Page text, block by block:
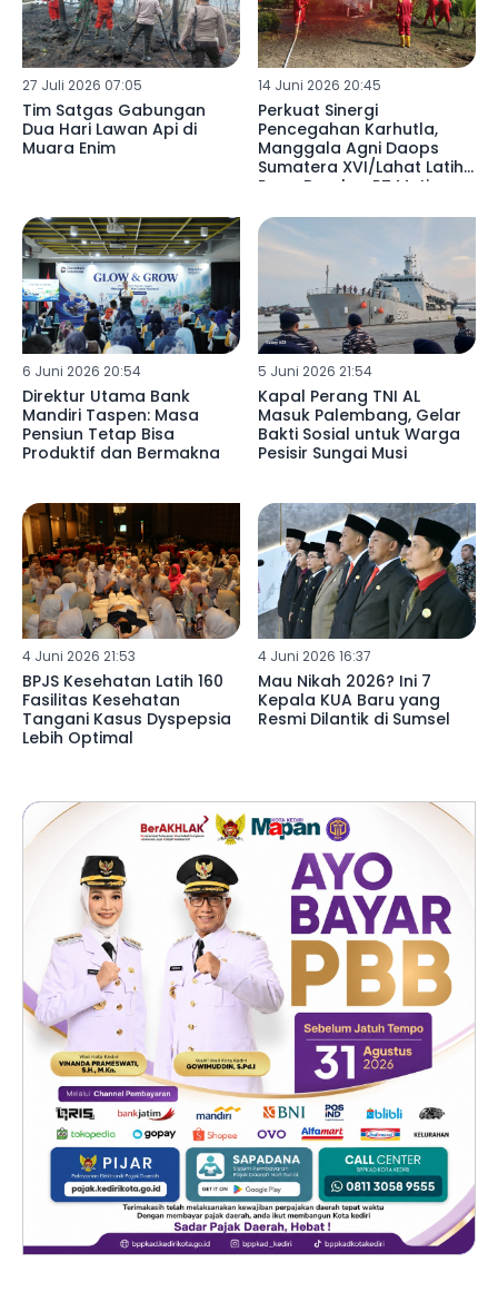
27 Juli 2026 07:05
Tim Satgas Gabungan
Dua Hari Lawan Api di
Muara Enim
14 Juni 2026 20:45
Perkuat Sinergi
Pencegahan Karhutla,
Manggala Agni Daops
Sumatera XVI/Lahat Latih
Regu Damkar PT Mutiara
6 Juni 2026 20:54
Direktur Utama Bank
Mandiri Taspen: Masa
Pensiun Tetap Bisa
Produktif dan Bermakna
5 Juni 2026 21:54
Kapal Perang TNI AL
Masuk Palembang, Gelar
Bakti Sosial untuk Warga
Pesisir Sungai Musi
4 Juni 2026 21:53
BPJS Kesehatan Latih 160
Fasilitas Kesehatan
Tangani Kasus Dyspepsia
Lebih Optimal
4 Juni 2026 16:37
Mau Nikah 2026? Ini 7
Kepala KUA Baru yang
Resmi Dilantik di Sumsel